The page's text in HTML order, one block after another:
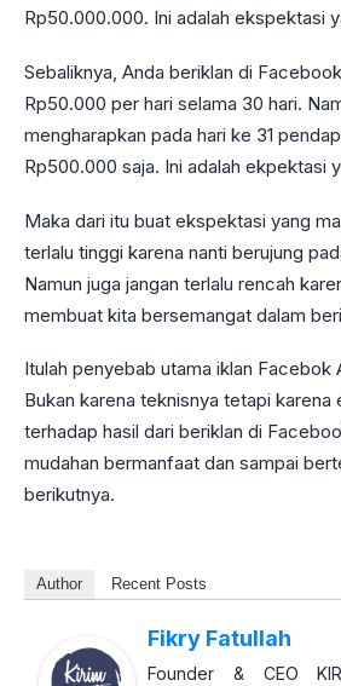
Rp50.000.000. Ini adalah ekspektasi
Sebaliknya, Anda beriklan di
Rp50.000 per hari selama 30 hari.
mengharapkan pada hari ke 31
Rp500.000 saja. Ini adalah ekpektasi
Maka dari itu buat ekspektasi yang
terlalu tinggi karena nanti berujung
Namun juga jangan terlalu rencah
membuat kita bersemangat dalam
Itulah penyebab utama iklan Facebok
Bukan karena teknisnya tetapi karena
terhadap hasil dari beriklan di
mudahan bermanfaat dan sampai
berikutnya.
Author Recent Posts
Fikry Fatullah
Founder & CEO